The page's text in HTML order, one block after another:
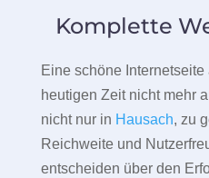
Komplette
Eine schöne
heutigen Zeit nicht mehr
nicht nur in Hausach, zu
Reichweite und
entscheiden über den